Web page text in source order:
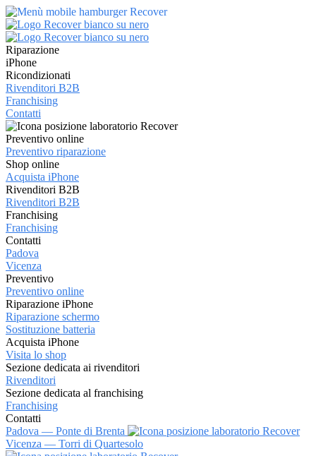
Riparazione
iPhone
Ricondizionati
Rivenditori B2B
Franchising
Contatti
Preventivo online
Preventivo riparazione
Shop online
Acquista iPhone
Rivenditori B2B
Rivenditori B2B
Franchising
Franchising
Contatti
Padova
Vicenza
Preventivo
Preventivo online
Riparazione iPhone
Riparazione schermo
Sostituzione batteria
Acquista iPhone
Visita lo shop
Sezione dedicata ai rivenditori
Rivenditori
Sezione dedicata al franchising
Franchising
Contatti
Padova — Ponte di Brenta
Vicenza — Torri di Quartesolo